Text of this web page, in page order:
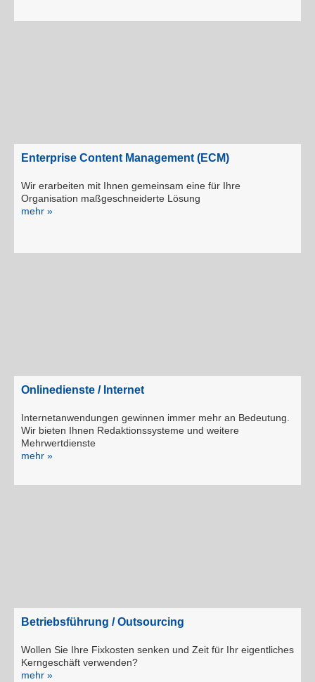
Enterprise Content Management (ECM)
Wir erarbeiten mit Ihnen gemeinsam eine für Ihre
Organisation maßgeschneiderte Lösung
mehr »
Onlinedienste / Internet
Internetanwendungen gewinnen immer mehr an Bedeutung.
Wir bieten Ihnen Redaktionssysteme und weitere
Mehrwertdienste
mehr »
Betriebsführung / Outsourcing
Wollen Sie Ihre Fixkosten senken und Zeit für Ihr eigentliches
Kerngeschäft verwenden?
mehr »